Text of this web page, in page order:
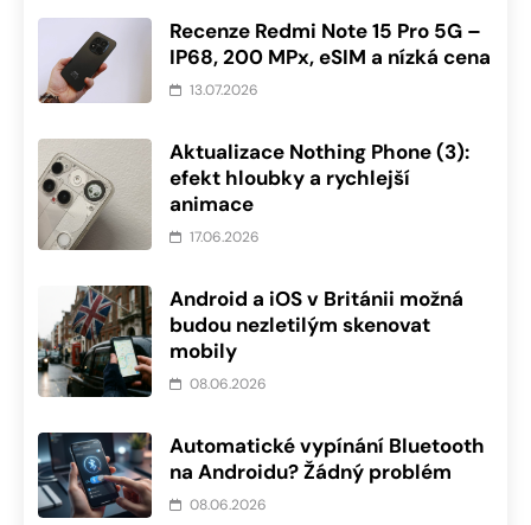
Recenze Redmi Note 15 Pro 5G –
IP68, 200 MPx, eSIM a nízká cena
13.07.2026
Aktualizace Nothing Phone (3):
efekt hloubky a rychlejší
animace
17.06.2026
Android a iOS v Británii možná
budou nezletilým skenovat
mobily
08.06.2026
Automatické vypínání Bluetooth
na Androidu? Žádný problém
08.06.2026